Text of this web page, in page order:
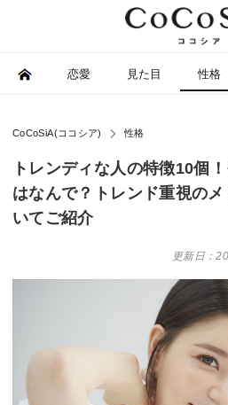
恋愛 見た目 性格
CoCoSiA(ココシア) 性格
トレンディな人の特徴10個
はなんで？トレンド重視の
いてご紹介
更新日：